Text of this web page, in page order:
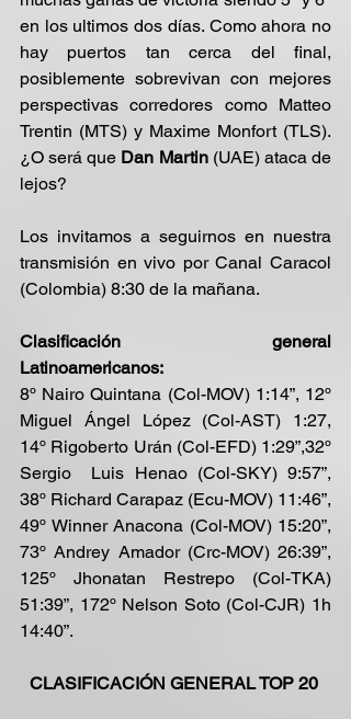
en los ultimos dos días. Como ahora no
hay puertos tan cerca del final,
posiblemente sobrevivan con mejores
perspectivas corredores como Matteo
Trentin (MTS) y Maxime Monfort (TLS).
¿O será que Dan Martin (UAE) ataca de
lejos?
Los invitamos a seguirnos en nuestra
transmisión en vivo por Canal Caracol
(Colombia) 8:30 de la mañana.
Clasificación general
Latinoamericanos:
8º Nairo Quintana (Col-MOV) 1:14”, 12º
Miguel Ángel López (Col-AST) 1:27,
14º Rigoberto Urán (Col-EFD) 1:29”,32º
Sergio  Luis Henao (Col-SKY) 9:57”,
38º Richard Carapaz (Ecu-MOV) 11:46”,
49º Winner Anacona (Col-MOV) 15:20”,
73º Andrey Amador (Crc-MOV) 26:39”,
125º Jhonatan Restrepo (Col-TKA)
51:39”, 172º Nelson Soto (Col-CJR) 1h
14:40”.
CLASIFICACIÓN GENERAL TOP 20